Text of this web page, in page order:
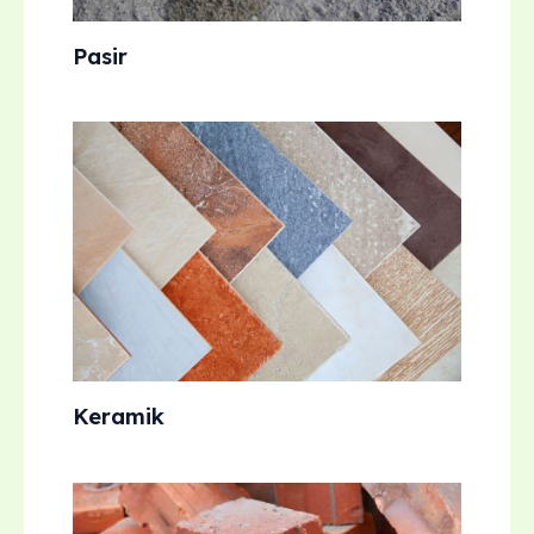
Pasir
Keramik